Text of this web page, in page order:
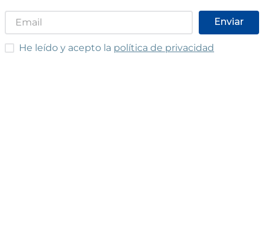
Enviar
He leído y acepto las condiciones
He leído y acepto la política de privacidad